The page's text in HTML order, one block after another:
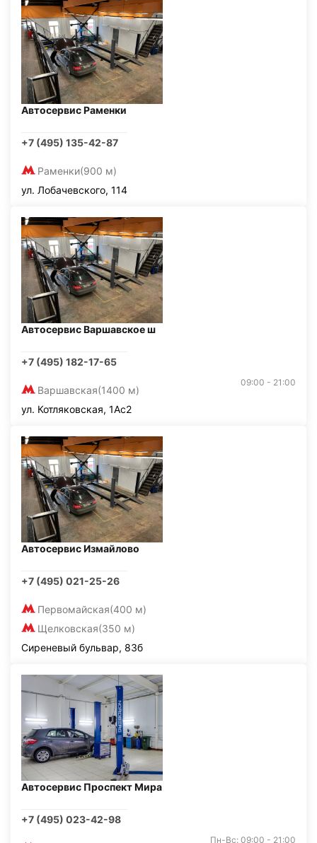
Автосервис Раменки
+7 (495) 135-42-87
Раменки(900 м)
ул. Лобачевского, 114
Автосервис Варшавское ш
+7 (495) 182-17-65
Варшавская(1400 м)
09:00 - 21:00
ул. Котляковская, 1Ас2
Автосервис Измайлово
+7 (495) 021-25-26
Первомайская(400 м)
Щелковская(350 м)
Сиреневый бульвар, 83б
Автосервис Проспект Мира
+7 (495) 023-42-98
Пн-Вс: 09:00 - 21:00